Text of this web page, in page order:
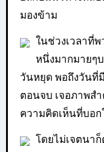
มองข้าม
ในช่วงเวลาที่พ
หนึ่งมากมายๆ
วันหยุด พอถึงวันที่
ตอนจบ เจอภาพส
ความคิดเห็นที่บอก
โดยไม่เจตนา